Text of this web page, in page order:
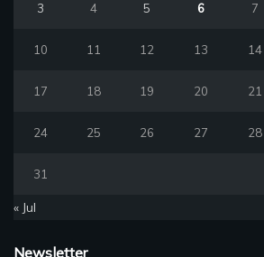
3 4 5 6 7
10 11 12 13 14
17 18 19 20 21
24 25 26 27 28
31
« Jul
Newsletter